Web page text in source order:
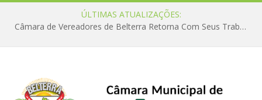
ÚLTIMAS ATUALIZAÇÕES:
Câmara de Vereadores de Belterra Retorna Com Seus Trabalhos Legislativos